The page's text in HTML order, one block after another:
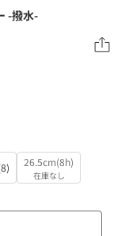
-撥水-
26.5cm(8h)
在庫なし